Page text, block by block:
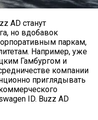
AD станут
но вдобавок
паркам,
Например, уже
Гамбургом и
компании
приглядывать
ID. Buzz AD